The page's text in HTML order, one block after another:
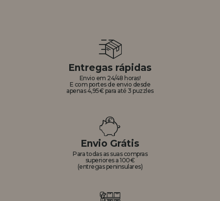
Entregas rápidas
Envio em 24/48 horas!
E com portes de envio desde
apenas 4,95€ para até 3 puzzles
Envio Grátis
Para todas as suas compras
superiores a 100€
(entregas peninsulares)